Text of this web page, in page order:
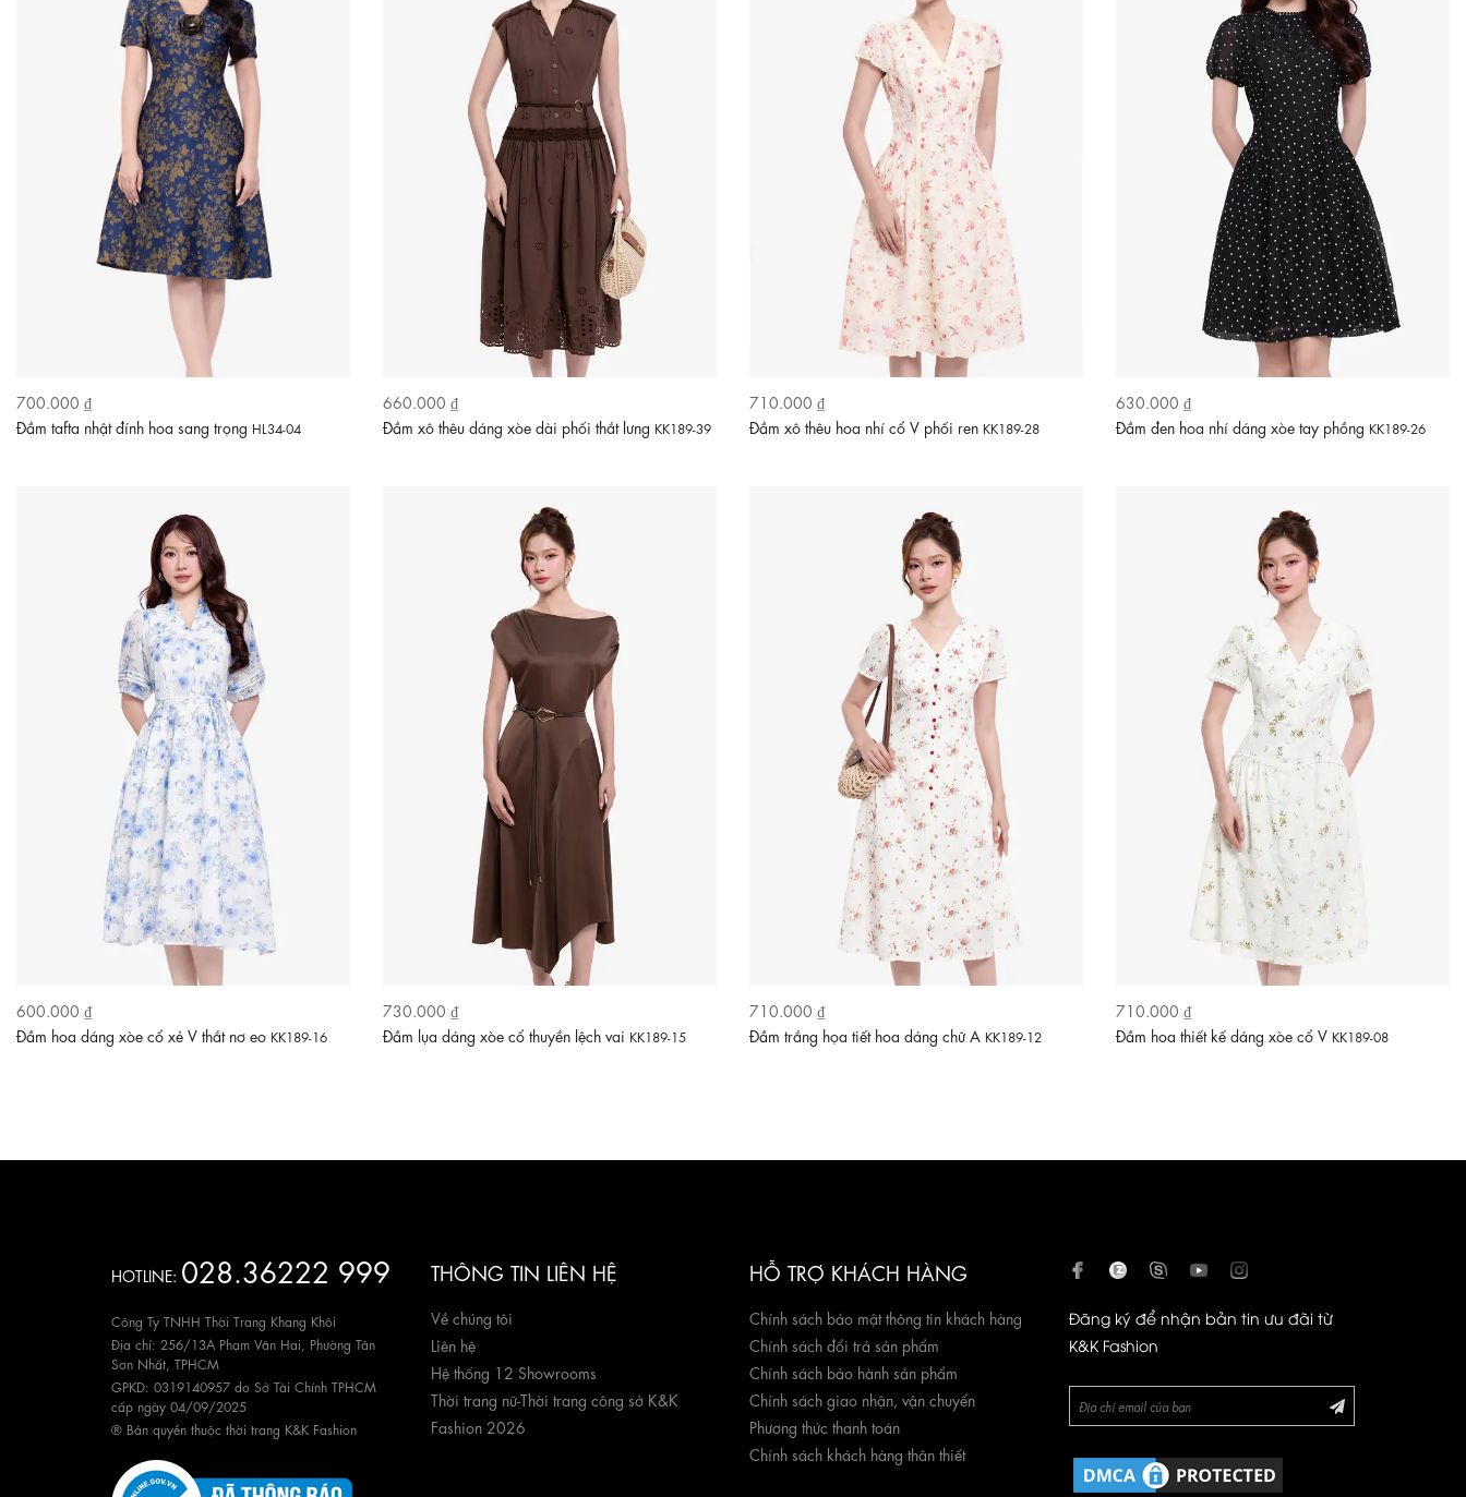
700.000 ₫
Đầm tafta nhật đính hoa sang trọng HL34-04
660.000 ₫
Đầm xô thêu dáng xòe dài phối thắt lưng KK189-39
710.000 ₫
Đầm xô thêu hoa nhí cổ V phối ren KK189-28
630.000 ₫
Đầm đen hoa nhí dáng xòe tay phồng KK189-26
600.000 ₫
Đầm hoa dáng xòe cổ xẻ V thắt nơ eo KK189-16
730.000 ₫
Đầm lụa dáng xòe cổ thuyền lệch vai KK189-15
710.000 ₫
Đầm trắng họa tiết hoa dáng chữ A KK189-12
710.000 ₫
Đầm hoa thiết kế dáng xòe cổ V KK189-08
HOTLINE: 028.36222 999
Công Ty TNHH Thời Trang Khang Khôi
Địa chỉ: 256/13A Phạm Văn Hai, Phường Tân
Sơn Nhất, TPHCM
GPKD: 0319140957 do Sở Tài Chính TPHCM
cấp ngày 04/09/2025
® Bản quyền thuộc thời trang K&K Fashion
THÔNG TIN LIÊN HỆ
Về chúng tôi
Liên hệ
Hệ thống 12 Showrooms
Thời trang nữ-Thời trang công sở K&K
Fashion 2026
HỖ TRỢ KHÁCH HÀNG
Chính sách bảo mật thông tin khách hàng
Chính sách đổi trả sản phẩm
Chính sách bảo hành sản phẩm
Chính sách giao nhận, vận chuyển
Phương thức thanh toán
Chính sách khách hàng thân thiết
Đăng ký để nhận bản tin ưu đãi từ
K&K Fashion